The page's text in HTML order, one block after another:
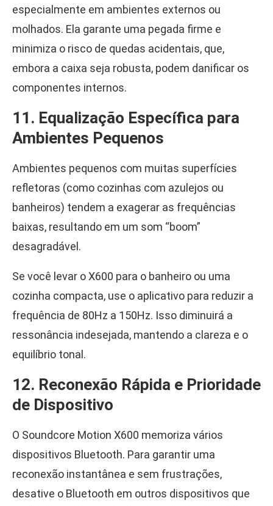
especialmente em ambientes externos ou
molhados. Ela garante uma pegada firme e
minimiza o risco de quedas acidentais, que,
embora a caixa seja robusta, podem danificar os
componentes internos.
11. Equalização Específica para
Ambientes Pequenos
Ambientes pequenos com muitas superfícies
refletoras (como cozinhas com azulejos ou
banheiros) tendem a exagerar as frequências
baixas, resultando em um som “boom”
desagradável.
Se você levar o X600 para o banheiro ou uma
cozinha compacta, use o aplicativo para reduzir a
frequência de 80Hz a 150Hz. Isso diminuirá a
ressonância indesejada, mantendo a clareza e o
equilíbrio tonal.
12. Reconexão Rápida e Prioridade
de Dispositivo
O Soundcore Motion X600 memoriza vários
dispositivos Bluetooth. Para garantir uma
reconexão instantânea e sem frustrações,
desative o Bluetooth em outros dispositivos que